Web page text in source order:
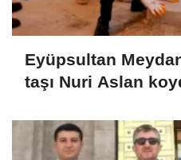
Eyüpsultan
taşı Nuri Aslan